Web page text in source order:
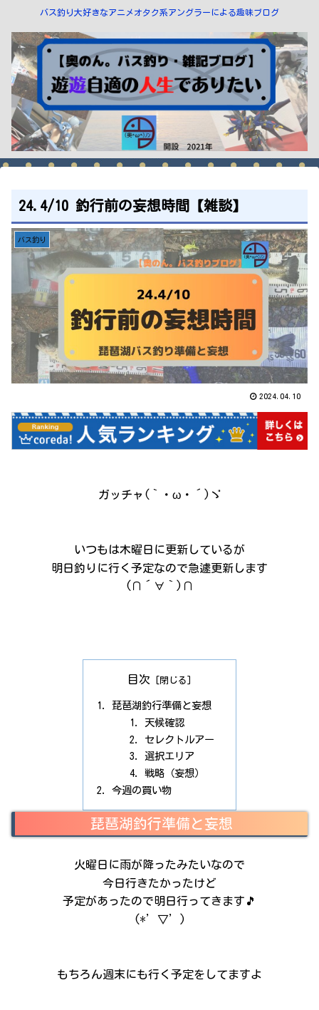
バス釣り大好きなアニメオタク系アングラーによる趣味ブログ
24.4/10 釣行前の妄想時間【雑談】
バス釣り
2024.04.10
ガッチャ(｀・ω・´)ゞ
いつもは木曜日に更新しているが
明日釣りに行く予定なので急遽更新します
(∩´∀｀)∩
目次
琵琶湖釣行準備と妄想
天候確認
セレクトルアー
選択エリア
戦略（妄想）
今週の買い物
琵琶湖釣行準備と妄想
火曜日に雨が降ったみたいなので
今日行きたかったけど
予定があったので明日行ってきます🎵
(*’▽’)
もちろん週末にも行く予定をしてますよ